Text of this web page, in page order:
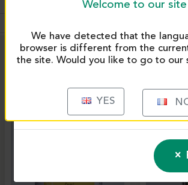
Welcome to our site
We have detected that the
browser is different from the
the site. Would you like to go to our
YES